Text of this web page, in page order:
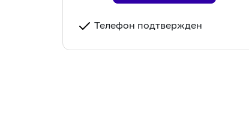
Телефон подтвержден